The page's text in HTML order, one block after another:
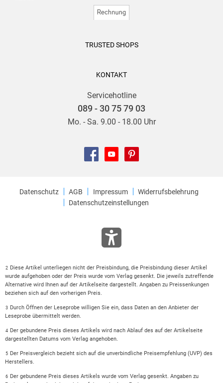
TRUSTED SHOPS
KONTAKT
Servicehotline
089 - 30 75 79 03
Mo. - Sa. 9.00 - 18.00 Uhr
Datenschutz AGB Impressum
Widerrufsbelehrung
Datenschutzeinstellungen
2 Diese Artikel unterliegen nicht der Preisbindung, die Preisbindung dieser Artikel
wurde aufgehoben oder der Preis wurde vom Verlag gesenkt. Die jeweils zutreffende
Alternative wird Ihnen auf der Artikelseite dargestellt. Angaben zu Preissenkungen
beziehen sich auf den vorherigen Preis.
3 Durch Öffnen der Leseprobe willigen Sie ein, dass Daten an den Anbieter der
Leseprobe übermittelt werden.
4 Der gebundene Preis dieses Artikels wird nach Ablauf des auf der Artikelseite
dargestellten Datums vom Verlag angehoben.
5 Der Preisvergleich bezieht sich auf die unverbindliche Preisempfehlung (UVP) des
Herstellers.
6 Der gebundene Preis dieses Artikels wurde vom Verlag gesenkt. Angaben zu